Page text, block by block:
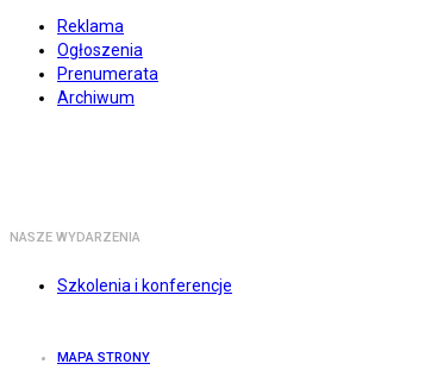
Reklama
Ogłoszenia
Prenumerata
Archiwum
NASZE WYDARZENIA
Szkolenia i konferencje
MAPA STRONY